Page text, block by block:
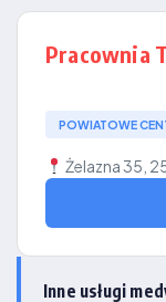
Pracownia
POWIATOWE
Żelazna 35,
Inne usługi